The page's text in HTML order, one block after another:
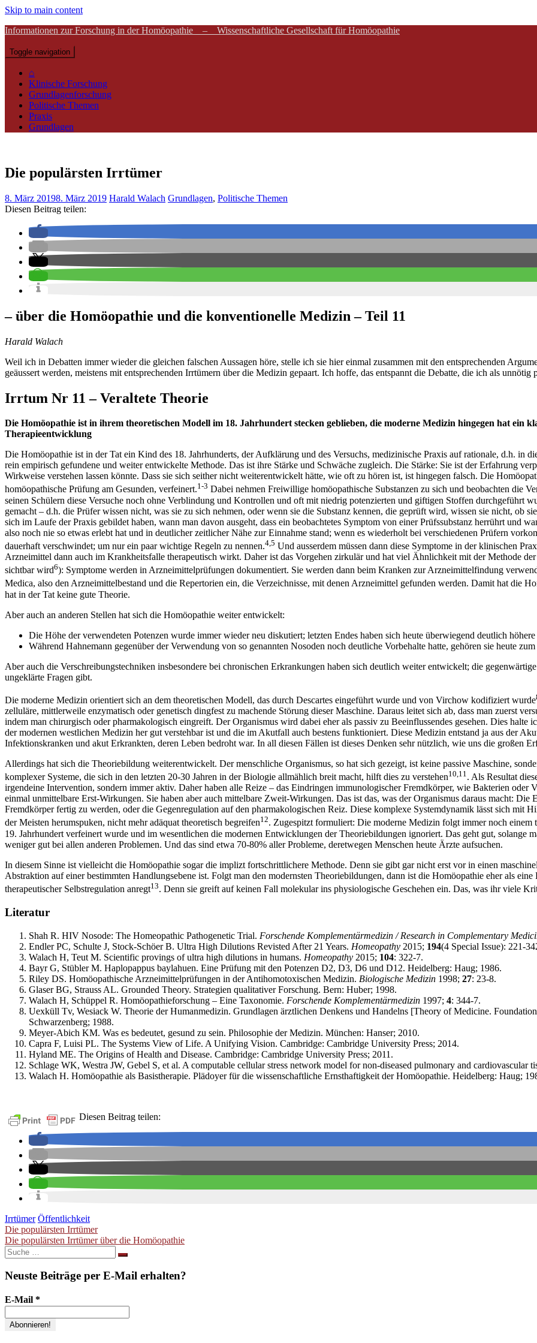
Skip to main content
Informationen zur Forschung in der Homöopathie – Wissenschaftliche Gesellschaft für Homöopathie
Toggle navigation
⌂
Klinische Forschung
Grundlagenforschung
Politische Themen
Praxis
Grundlagen
Die populärsten Irrtümer
8. März 20198. März 2019 Harald Walach Grundlagen, Politische Themen
Diesen Beitrag teilen:
– über die Homöopathie und die konventionelle Medizin – Teil 11
Harald Walach
Weil ich in Debatten immer wieder die gleichen falschen Aussagen höre, stelle ich sie hier einmal zusammen mit den entsprechenden
geäussert werden, meistens mit entsprechenden Irrtümern über die Medizin gepaart. Ich hoffe, das entspannt die Debatte, die ich als
Irrtum Nr 11 – Veraltete Theorie
Die Homöopathie ist in ihrem theoretischen Modell im 18. Jahrhundert stecken geblieben, die moderne Medizin hingegen hat ein
Therapieentwicklung
Die Homöopathie ist in der Tat ein Kind des 18. Jahrhunderts, der Aufklärung und des Versuchs, medizinische Praxis auf rationale, d.h. in
rein empirisch gefundene und weiter entwickelte Methode. Das ist ihre Stärke und Schwäche zugleich. Die Stärke: Sie ist der Erfahrung
Wirkweise verstehen lassen könnte. Dass sie sich seither nicht weiterentwickelt hätte, wie oft zu hören ist, ist hingegen falsch. Die
homöopathische Prüfung am Gesunden, verfeinert.1-3 Dabei nehmen Freiwillige homöopathische Substanzen zu sich und beobachten die
seinen Schülern diese Versuche noch ohne Verblindung und Kontrollen und oft mit niedrig potenzierten und giftigen Stoffen durchgeführt
gemacht – d.h. die Prüfer wissen nicht, was sie zu sich nehmen, oder wenn sie die Substanz kennen, die geprüft wird, wissen sie nicht, ob
sich im Laufe der Praxis gebildet haben, wann man davon ausgeht, dass ein beobachtetes Symptom von einer Prüfssubstanz herrührt und
also noch nie so etwas erlebt hat und in deutlicher zeitlicher Nähe zur Einnahme stand; wenn es wiederholt bei verschiedenen Prüfern
dauerhaft verschwindet; um nur ein paar wichtige Regeln zu nennen.4,5 Und ausserdem müssen dann diese Symptome in der klinischen
Arzneimittel dann auch im Krankheitsfalle therapeutisch wirkt. Daher ist das Vorgehen zirkulär und hat viel Ähnlichkeit mit der Methode
sichtbar wird6): Symptome werden in Arzneimittelprüfungen dokumentiert. Sie werden dann beim Kranken zur Arzneimittelfindung
Medica, also den Arzneimittelbestand und die Repertorien ein, die Verzeichnisse, mit denen Arzneimittel gefunden werden. Damit hat die
hat in der Tat keine gute Theorie.
Aber auch an anderen Stellen hat sich die Homöopathie weiter entwickelt:
Die Höhe der verwendeten Potenzen wurde immer wieder neu diskutiert; letzten Endes haben sich heute überwiegend deutlich
Während Hahnemann gegenüber der Verwendung von so genannten Nosoden noch deutliche Vorbehalte hatte, gehören sie heute
Aber auch die Verschreibungstechniken insbesondere bei chronischen Erkrankungen haben sich deutlich weiter entwickelt; die
ungeklärte Fragen gibt.
Die moderne Medizin orientiert sich an dem theoretischen Modell, das durch Descartes eingeführt wurde und von Virchow kodifiziert wurde
zelluläre, mittlerweile enzymatisch oder genetisch dingfest zu machende Störung dieser Maschine. Daraus leitet sich ab, dass man zuerst
indem man chirurgisch oder pharmakologisch eingreift. Der Organismus wird dabei eher als passiv zu Beeinflussendes gesehen. Dies halte
der modernen westlichen Medizin her gut verstehbar ist und die im Akutfall auch bestens funktioniert. Diese Medizin entstand ja aus der
Infektionskranken und akut Erkrankten, deren Leben bedroht war. In all diesen Fällen ist dieses Denken sehr nützlich, wie uns die großen
Allerdings hat sich die Theoriebildung weiterentwickelt. Der menschliche Organismus, so hat sich gezeigt, ist keine passive Maschine,
komplexer Systeme, die sich in den letzten 20-30 Jahren in der Biologie allmählich breit macht, hilft dies zu verstehen10,11. Als Resultat
irgendeine Intervention, sondern immer aktiv. Daher haben alle Reize – das Eindringen immunologischer Fremdkörper, wie Bakterien oder
einmal unmittelbare Erst-Wirkungen. Sie haben aber auch mittelbare Zweit-Wirkungen. Das ist das, was der Organismus daraus macht:
Fremdkörper fertig zu werden, oder die Gegenregulation auf den pharmakologischen Reiz. Diese komplexe Systemdynamik lässt sich mit
der Meisten herumspuken, nicht mehr adäquat theoretisch begreifen12. Zugespitzt formuliert: Die moderne Medizin folgt immer noch einem
19. Jahrhundert verfeinert wurde und im wesentlichen die modernen Entwicklungen der Theoriebildungen ignoriert. Das geht gut, solange
weniger gut bei allen anderen Problemen. Und das sind etwa 70-80% aller Probleme, deretwegen Menschen heute Ärzte aufsuchen.
In diesem Sinne ist vielleicht die Homöopathie sogar die implizt fortschrittlichere Methode. Denn sie gibt gar nicht erst vor in einen
Abstraktion auf einer bestimmten Handlungsebene ist. Folgt man den modernsten Theoriebildungen, dann ist die Homöopathie eher als
therapeutischer Selbstregulation anregt13. Denn sie greift auf keinen Fall molekular ins physiologische Geschehen ein. Das, was ihr viele
Literatur
Shah R. HIV Nosode: The Homeopathic Pathogenetic Trial. Forschende Komplementärmedizin / Research in Complementary
Endler PC, Schulte J, Stock-Schöer B. Ultra High Dilutions Revisted After 21 Years. Homeopathy 2015; 194(4 Special Issue): 221-
Walach H, Teut M. Scientific provings of ultra high dilutions in humans. Homeopathy 2015; 104: 322-7.
Bayr G, Stübler M. Haplopappus baylahuen. Eine Prüfung mit den Potenzen D2, D3, D6 und D12. Heidelberg: Haug; 1986.
Riley DS. Homöopathische Arzneimittelprüfungen in der Antihomotoxischen Medizin. Biologische Medizin 1998; 27: 23-8.
Glaser BG, Strauss AL. Grounded Theory. Strategien qualitativer Forschung. Bern: Huber; 1998.
Walach H, Schüppel R. Homöopathieforschung – Eine Taxonomie. Forschende Komplementärmedizin 1997; 4: 344-7.
Uexküll Tv, Wesiack W. Theorie der Humanmedizin. Grundlagen ärztlichen Denkens und Handelns [Theory of Medicine.
Schwarzenberg; 1988.
Meyer-Abich KM. Was es bedeutet, gesund zu sein. Philosophie der Medizin. München: Hanser; 2010.
Capra F, Luisi PL. The Systems View of Life. A Unifying Vision. Cambridge: Cambridge University Press; 2014.
Hyland ME. The Origins of Health and Disease. Cambridge: Cambridge University Press; 2011.
Schlage WK, Westra JW, Gebel S, et al. A computable cellular stress network model for non-diseased pulmonary and cardiovascular
Walach H. Homöopathie als Basistherapie. Plädoyer für die wissenschaftliche Ernsthaftigkeit der Homöopathie. Heidelberg: Haug;
Diesen Beitrag teilen:
Irrtümer Öffentlichkeit
Beitragsnavigation
Die populärsten Irrtümer
Die populärsten Irrtümer über die Homöopathie
Suche
nach:
Neuste Beiträge per E-Mail erhalten?
E-Mail *